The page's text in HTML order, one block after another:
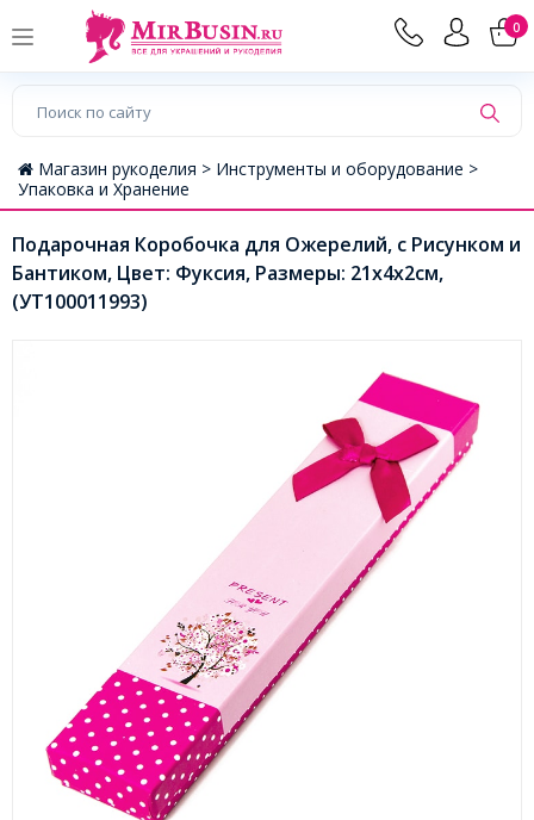
0
Магазин рукоделия > Инструменты и оборудование >
Упаковка и Хранение
Подарочная Коробочка для Ожерелий, с Рисунком и
Бантиком, Цвет: Фуксия, Размеры: 21x4x2см,
(УТ100011993)